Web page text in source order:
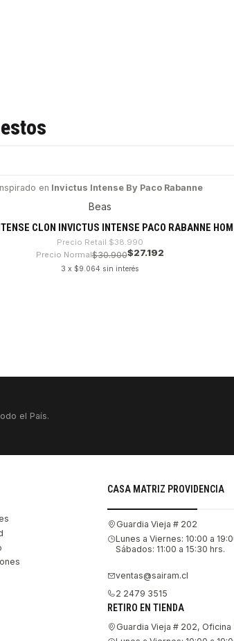
en Invictus Intense By Paco Rabanne
Beas
CLON INVICTUS INTENSE PACO RABANNE
Precio Retail $38.990
Precio Normal$30.900$27.192
3 x $9.064 sin interés
el País.
CASA MATRIZ PROVIDENCIA
Guardia Vieja # 202
Lunes a Viernes: 10:00 a
Sábados: 11:00 a 15:30 hrs.
ventas@sairam.cl
2 2479 3515
RETIRO EN TIENDA
Guardia Vieja # 202, Oficina